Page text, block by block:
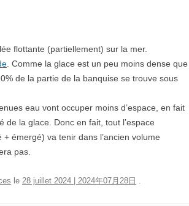
flottante (partiellement) sur la mer.
. Comme la glace est un peu moins dense que
de la partie de la banquise se trouve sous
eau vont occuper moins d’espace, en fait
la glace. Donc en fait, tout l’espace
émergé) va tenir dans l’ancien volume
pas.
le 28 juillet 2024 | 2024年07月28日